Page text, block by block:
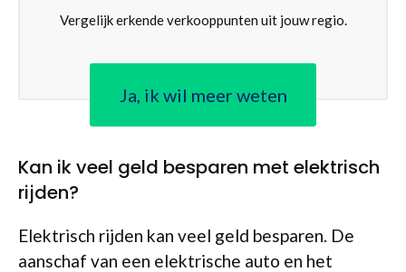
Vergelijk erkende verkooppunten uit jouw regio.
Ja, ik wil meer weten
Kan ik veel geld besparen met elektrisch
rijden?
Elektrisch rijden kan veel geld besparen. De
aanschaf van een elektrische auto en het